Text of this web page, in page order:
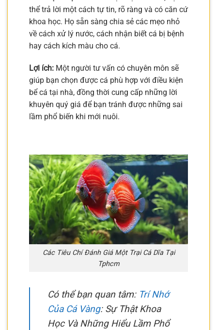
thể trả lời một cách tự tin, rõ ràng và có căn cứ
khoa học. Họ sẵn sàng chia sẻ các mẹo nhỏ
về cách xử lý nước, cách nhận biết cá bị bệnh
hay cách kích màu cho cá.
Lợi ích: Một người tư vấn có chuyên môn sẽ
giúp bạn chọn được cá phù hợp với điều kiện
bể cá tại nhà, đồng thời cung cấp những lời
khuyên quý giá để bạn tránh được những sai
lầm phổ biến khi mới nuôi.
Các Tiêu Chí Đánh Giá Một Trại Cá Dĩa Tại
Tphcm
Có thể bạn quan tâm: Trí Nhớ
Của Cá Vàng: Sự Thật Khoa
Học Và Những Hiểu Lầm Phổ